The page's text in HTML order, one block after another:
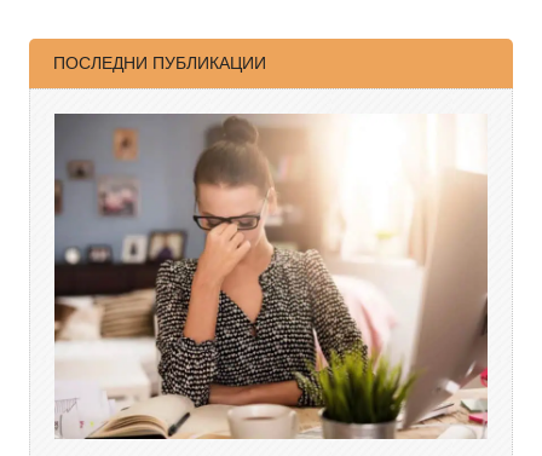
ПОСЛЕДНИ ПУБЛИКАЦИИ